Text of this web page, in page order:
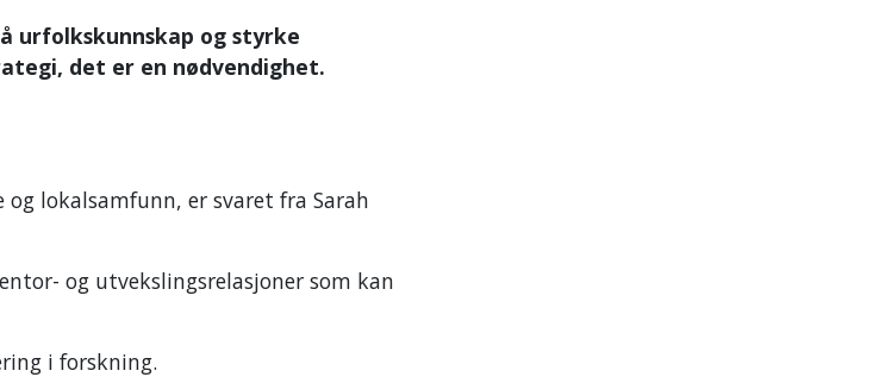
urfolkskunnskap og styrke
det er en nødvendighet.
lokalsamfunn, er svaret fra Sarah
og utvekslingsrelasjoner som kan
i forskning.